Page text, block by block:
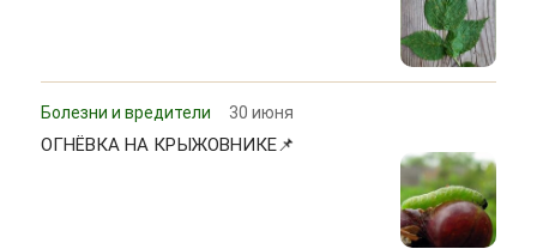
Болезни и вредители 30 июня
ОГНЁВКА НА КРЫЖОВНИКЕ📌